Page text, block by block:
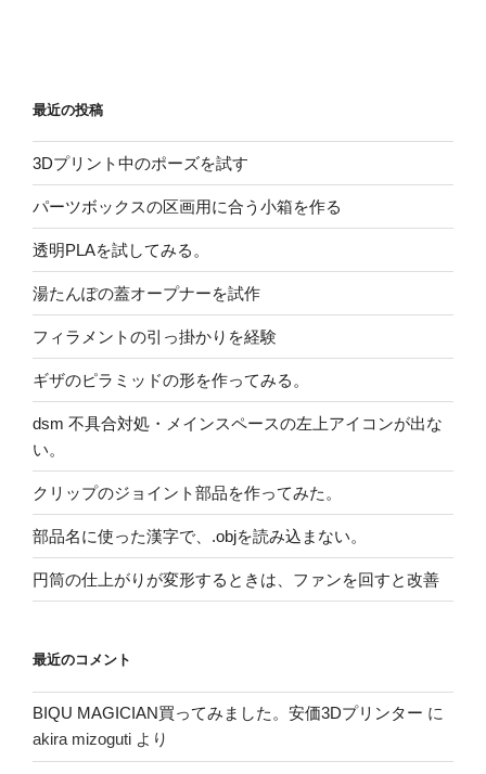
最近の投稿
3Dプリント中のポーズを試す
パーツボックスの区画用に合う小箱を作る
透明PLAを試してみる。
湯たんぽの蓋オープナーを試作
フィラメントの引っ掛かりを経験
ギザのピラミッドの形を作ってみる。
dsm 不具合対処・メインスペースの左上アイコンが出な
い。
クリップのジョイント部品を作ってみた。
部品名に使った漢字で、.objを読み込まない。
円筒の仕上がりが変形するときは、ファンを回すと改善
最近のコメント
BIQU MAGICIAN買ってみました。安価3Dプリンター に
akira mizoguti より